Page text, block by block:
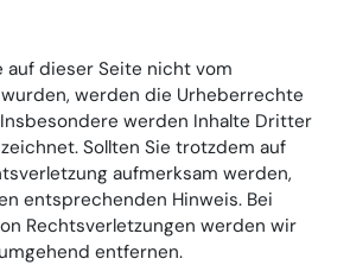
auf dieser Seite nicht vom
werden die Urheberrechte
werden Inhalte Dritter
Sollten Sie trotzdem auf
aufmerksam werden,
entsprechenden Hinweis. Bei
Rechtsverletzungen werden wir
entfernen.